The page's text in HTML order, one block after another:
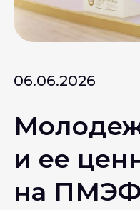
06.06.2026
и ее
на ПМЭФ